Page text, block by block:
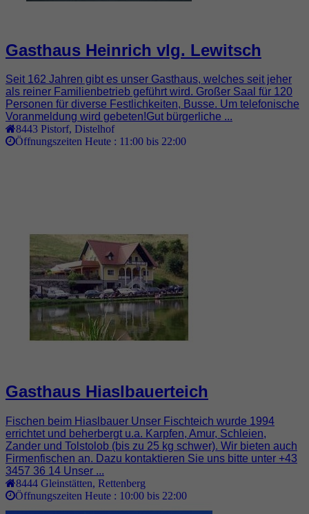
Gasthaus Heinrich vlg. Lewitsch
Seit 162 Jahren gibt es unser Gasthaus, welches seit jeher
als reiner Familienbetrieb geführt wird. Großer Saal für 120
Personen für diverse Festlichkeiten, Busse. Um telefonische
Voranmeldung wird gebeten!Gut bürgerliche ...
8443 Pistorf, Distelhof
Öffnungszeiten Heute : 11:00 bis 22:00
Gasthaus Hiaslbauerteich
Fischen beim Hiaslbauer Unser Fischteich wurde 1994
errichtet und beherbergt u.a. Karpfen, Amur, Schleien,
Zander und Tolstolob (bis zu 25 kg schwer). Wir bieten auch
Firmenfischen an. Dazu kontaktieren Sie uns bitte unter +43
3457 36 14 Unser ...
8444 Gleinstätten, Rettenberg
Öffnungszeiten Heute : 10:00 bis 22:00